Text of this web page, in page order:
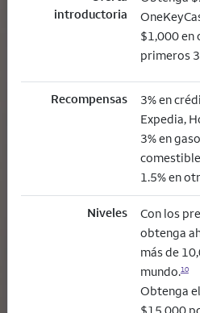
introductoria
$1,000 en
primeros
Recompensas
3% en
Expedia,
3% en
1.5% en
Niveles
Con los
obtenga
más de
mundo.10
Obtenga